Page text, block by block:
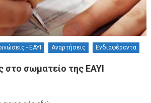
- ΕΑΥΙ Αναρτήσεις Ενδιαφέροντα
στο σωματείο της ΕΑΥΙ